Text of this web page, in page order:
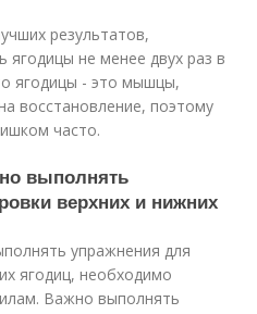
результатов,
ягодицы не менее двух раз в
ягодицы - это мышцы,
восстановление, поэтому
часто.
выполнять
верхних и нижних
упражнения для
ягодиц, необходимо
Важно выполнять